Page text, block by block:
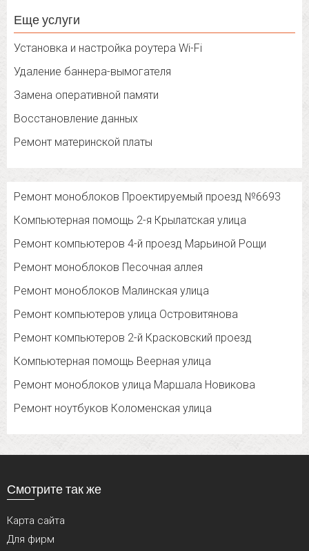
Еще услуги
Установка и настройка роутера Wi-Fi
Удаление баннера-вымогателя
Замена оперативной памяти
Восстановление данных
Ремонт материнской платы
Ремонт моноблоков Проектируемый проезд №6693
Компьютерная помощь 2-я Крылатская улица
Ремонт компьютеров 4-й проезд Марьиной Рощи
Ремонт моноблоков Песочная аллея
Ремонт моноблоков Малинская улица
Ремонт компьютеров улица Островитянова
Ремонт компьютеров 2-й Красковский проезд
Компьютерная помощь Веерная улица
Ремонт моноблоков улица Маршала Новикова
Ремонт ноутбуков Коломенская улица
Смотрите так же
Карта сайта
Для фирм